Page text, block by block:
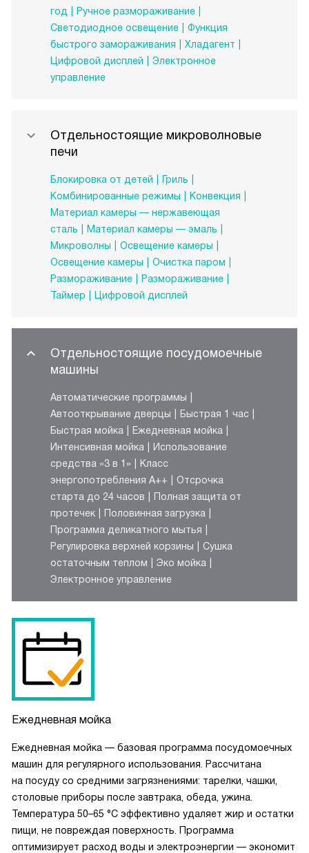
год
Ручное размораживание
Светодиодное освещение
Функция
быстрого замораживания
Хладагент
Цифровой дисплей
Электронное
управление
Отдельностоящие микроволновые
печи
Блокировка от детей
Гриль
Комбинированные режимы
Конвекция
Материал камеры — нержавеющая
сталь
Материал камеры — эмаль
Микроволны
Освещение камеры
Освещение камеры
Очистка паром
Размораживание
Размораживание
Таймер
Цифровой дисплей
Отдельностоящие посудомоечные
машины
Автоматические программы
Автооткрывание дверцы
Быстрая 1 час
Быстрая мойка
Ежедневная мойка
Интенсивная мойка
Использование
средства «3 в 1»
Класс
энергопотребления A++
Отсрочка
старта до 24 часов
Полная защита от
протечек
Половинная загрузка
Программа деликатного мытья
Регулировка верхней корзины
Сушка
остаточным теплом
Эко мойка
Электронное управление
Ежедневная мойка
Ежедневная мойка — базовая программа посудомоечных
машин для регулярного использования. Рассчитана
на посуду со средними загрязнениями: тарелки, чашки,
столовые приборы после завтрака, обеда, ужина.
Температура 50–65 °C эффективно удаляет жир и остатки
пищи, не повреждая поверхность. Программа
оптимизирует расход воды и электроэнергии — экономит